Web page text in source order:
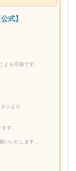
式】
も可能です。
ンより
す。
いいたします...